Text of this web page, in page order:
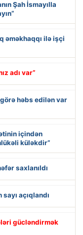
Şah İsmayılla
əməkhaqqı ilə işçi
adı var”
həbs edilən var
içindən
küləkdir”
saxlanıldı
açıqlandı
gücləndirmək